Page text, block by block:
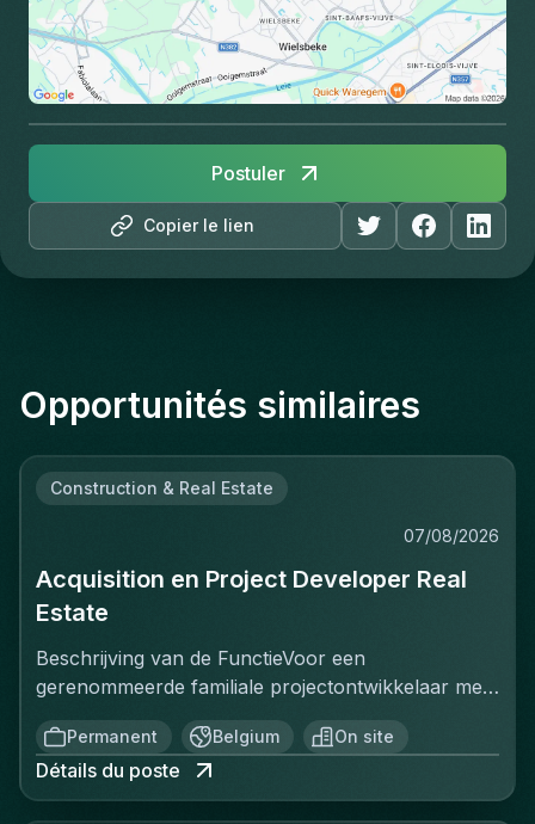
Copier le lien
Postuler
Opportunités similaires
Construction & Real Estate
07/08/2026
Acquisition en Project Developer Real
Estate
Beschrijving van de FunctieVoor een
gerenommeerde familiale projectontwikkelaar met
een sterke positie op de Belgische vastgoedmarkt,
zoekt een ervaren Projectontwikkelaar die
onmiddellijk impact kan maken. In deze rol ben je
verantwoordelijk voor het identificeren, acquisitie
Permanent Belgium On site
Détails du poste